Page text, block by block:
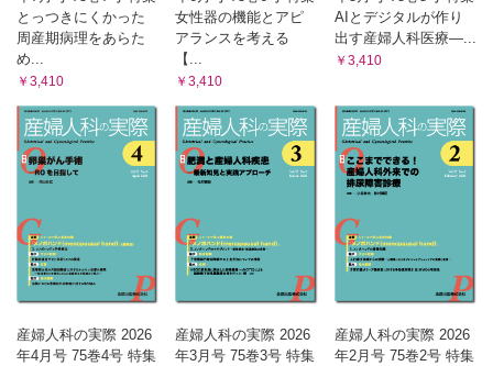
とっつきにくかった
周産期病理をあらた
め...
￥3,410
女性器の機能とアピ
アランスを考える
【...
￥3,410
AIとデジタルが作り
出す産婦人科医療―...
￥3,410
産婦人科の実際 2026
年4月号 75巻4号 特集
産婦人科の実際 2026
年3月号 75巻3号 特集
産婦人科の実際 2026
年2月号 75巻2号 特集